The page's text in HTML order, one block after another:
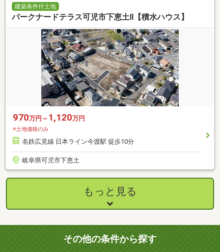
建築条件付土地
パークナードテラス可児市下恵土Ⅱ【積水ハウス】
970万円～ 1,120万円
※土地価格のみ
名鉄広見線 日本ライン今渡駅 徒歩10分
岐阜県可児市下恵土
もっと見る
その他の条件から探す